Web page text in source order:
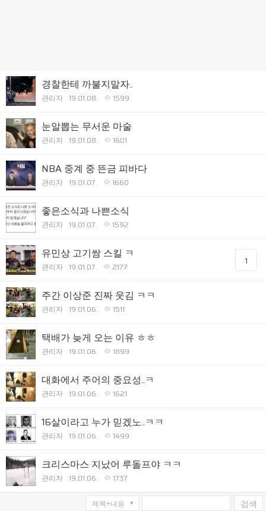
경찰한테 까불지말자..
관리자 19.01.08. 1599
눈알뽑는 무서운 마술
관리자 19.01.08. 1601
NBA 중계 중 뜬금 피바다
관리자 19.01.07. 1660
좋은소식과 나쁜소식
관리자 19.01.07. 1592
유민상 고기쌈 스킬 ㅋ
관리자 19.01.07. 2177 1
주간 이상준 진짜 웃김 ㅋㅋ
관리자 19.01.06. 1511
택배가 늦게 오는 이유 ㅎㅎ
관리자 19.01.06. 1899
대화에서 주어의 중요성..ㅋ
관리자 19.01.06. 1621
16살이라고 누가 믿겠노..ㅋㅋ
관리자 19.01.06. 1499
크리스마스 지났어 루돌프야 ㅋㅋ
관리자 19.01.06. 1737
검색